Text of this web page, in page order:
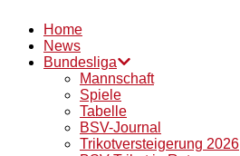
Home
News
Bundesliga
Mannschaft
Spiele
Tabelle
BSV-Journal
Trikotversteigerung 2026